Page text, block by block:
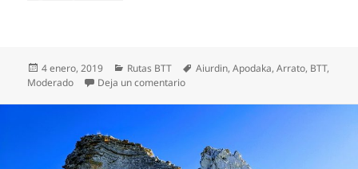
Publicado
el
4 enero, 2019 Categorías
Rutas BTT Etiquetas
Aiurdin,Apodaka,Arrato, BTT,
Moderado
Deja un comentarioen BTT Vuelta por los Montes de